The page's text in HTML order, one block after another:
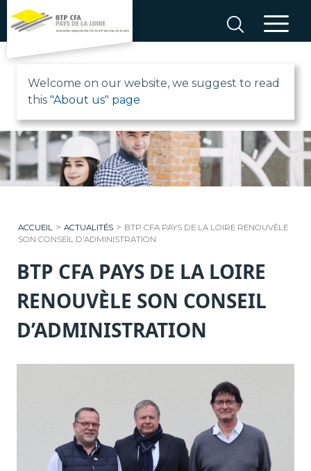
Aller
au
contenu
P
C
Welcome on our website, we suggest to read
this "About us" page
ACCUEIL >ACTUALITÉS > BTP CFA PAYS DE LA LOIRE RENOUVÈLE
SON CONSEIL D’ADMINISTRATION
BTP CFA PAYS DE LA LOIRE
RENOUVÈLE SON CONSEIL
D’ADMINISTRATION